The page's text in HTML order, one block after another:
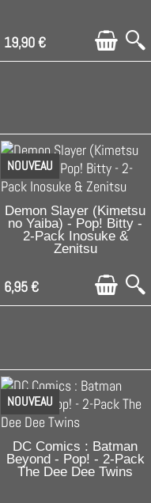
19,90 €
NOUVEAU
C'EST LE DERNIER !
Demon Slayer (Kimetsu
no Yaiba) - Pop! Bitty -
2-Pack Inosuke &
Zenitsu
6,95 €
NOUVEAU
C'EST LE DERNIER !
DC Comics : Batman
Beyond - Pop! - 2-Pack
The Dee Dee Twins